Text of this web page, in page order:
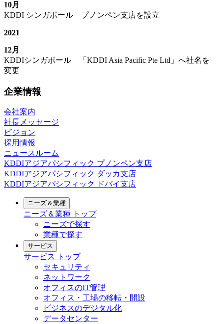
10月
KDDI シンガポール プノンペン支店を設立
2021
12月
KDDIシンガポール 「KDDI Asia Pacific Pte Ltd」へ社名を
変更
企業情報
会社案内
社長メッセージ
ビジョン
採用情報
ニュースルーム
KDDIアジアパシフィック プノンペン支店
KDDIアジアパシフィック ダッカ支店
KDDIアジアパシフィック ドバイ支店
ニーズ＆業種
ニーズ＆業種 トップ
ニーズで探す
業種で探す
サービス
サービス
トップ
セキュリティ
ネットワーク
オフィスのIT管理
オフィス・工場の移転・開設
ビジネスのデジタル化
データセンター